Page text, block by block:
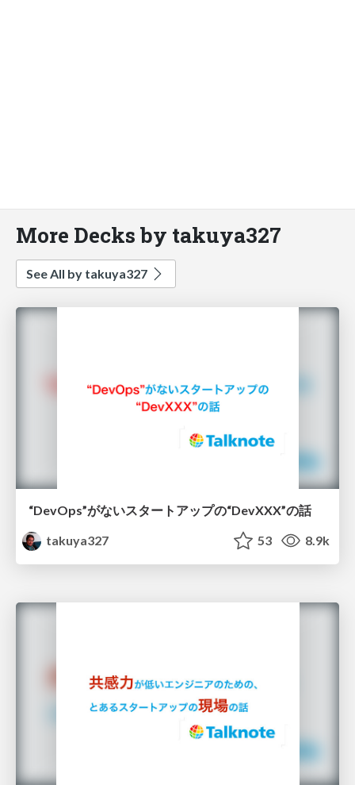
More Decks by takuya327
See All by takuya327
“DevOps”がないスタートアップの“DevXXX”の話
takuya327
53 8.9k